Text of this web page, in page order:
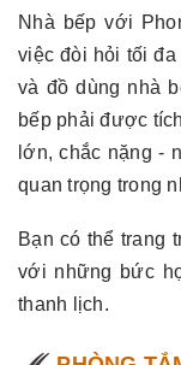
Nhà bếp với
việc đòi hỏi tối
và đồ dùng nhà
bếp phải được
lớn, chắc nặng -
quan trọng trong
Bạn có thể trang
với những bức
thanh lịch.